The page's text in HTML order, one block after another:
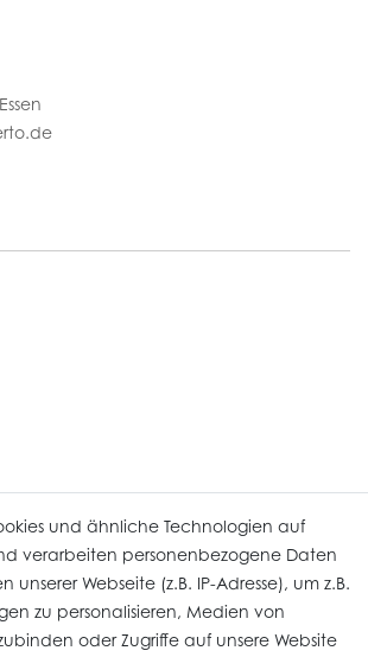
und ähnliche Technologien auf
verarbeiten personenbezogene Daten
unserer Webseite (z.B. IP-Adresse), um z.B.
zu personalisieren, Medien von
oder Zugriffe auf unsere Website